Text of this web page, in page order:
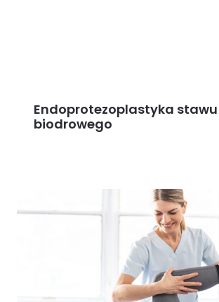
Endoprotezoplastyka stawu
biodrowego